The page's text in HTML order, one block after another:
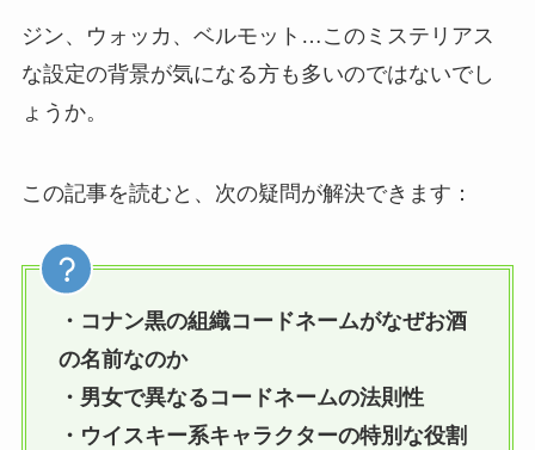
ジン、ウォッカ、ベルモット…このミステリアス
な設定の背景が気になる方も多いのではないでし
ょうか。
この記事を読むと、次の疑問が解決できます：
・コナン黒の組織コードネームがなぜお酒
の名前なのか
・男女で異なるコードネームの法則性
・ウイスキー系キャラクターの特別な役割